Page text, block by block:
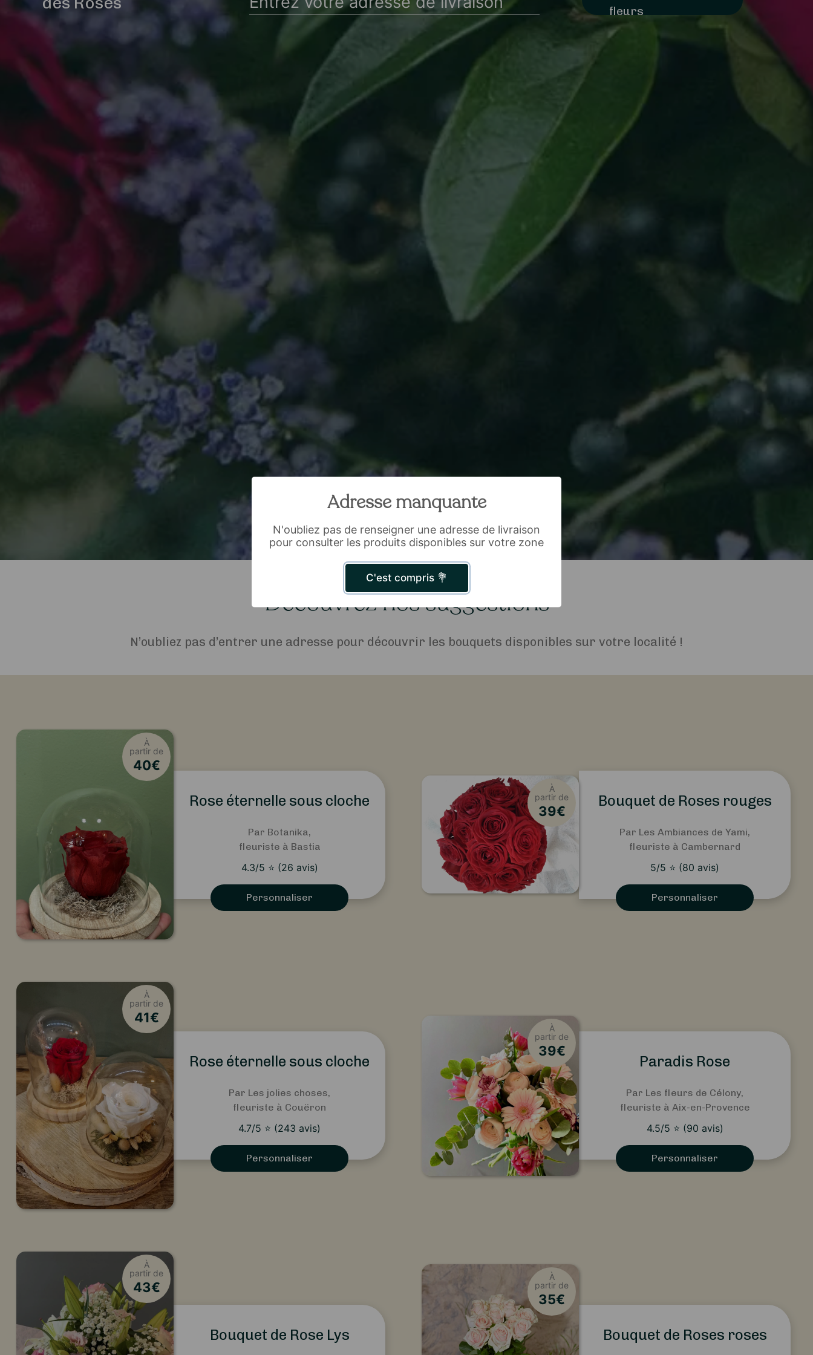
fleurs
Découvrez nos suggestions
N’oubliez pas d’entrer une adresse pour découvrir les bouquets disponibles sur votre localité !
À
partir de
40€
Rose éternelle sous cloche
Par Botanika,
fleuriste à Bastia
4.3/5 ⭐ (26 avis)
Personnaliser
À
partir de
39€
Bouquet de Roses rouges
Par Les Ambiances de Yami,
fleuriste à Cambernard
5/5 ⭐ (80 avis)
Personnaliser
À
partir de
41€
Rose éternelle sous cloche
Par Les jolies choses,
fleuriste à Couëron
4.7/5 ⭐ (243 avis)
Personnaliser
À
partir de
39€
Paradis Rose
Par Les fleurs de Célony,
fleuriste à Aix-en-Provence
4.5/5 ⭐ (90 avis)
Personnaliser
À
partir de
43€
Bouquet de Rose Lys
À
partir de
35€
Bouquet de Roses roses
Adresse manquante
N'oubliez pas de renseigner une adresse de livraison
pour consulter les produits disponibles sur votre zone
C'est compris 💐